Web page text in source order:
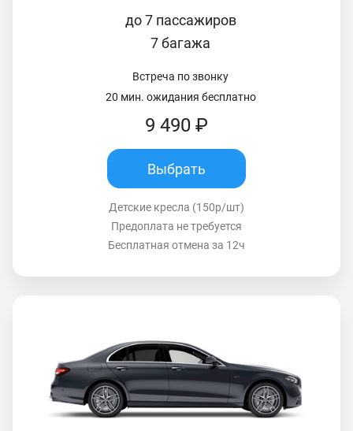
до 7 пассажиров
7 багажа
Встреча по звонку
20 мин. ожидания бесплатно
9 490 ₽
Выбрать
Детские кресла (150р/шт)
Предоплата не требуется
Бесплатная отмена за 12ч